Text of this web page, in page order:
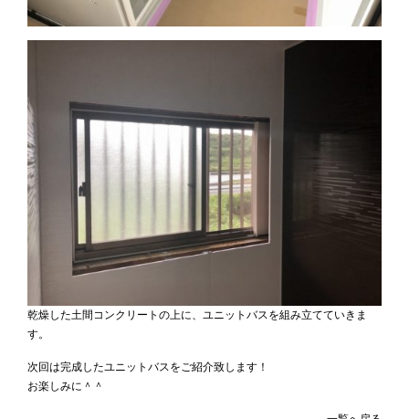
乾燥した土間コンクリートの上に、ユニットバスを組み立てていきま
す。
次回は完成したユニットバスをご紹介致します！
お楽しみに＾＾